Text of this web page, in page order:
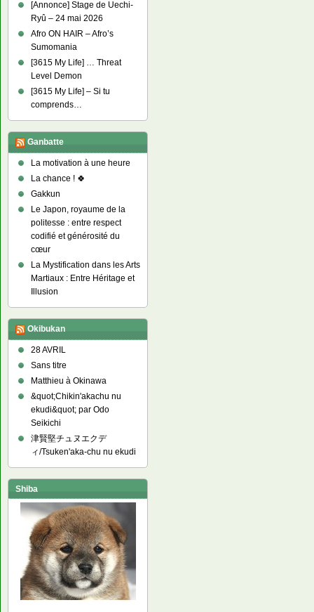
[Annonce] Stage de Uechi-
Ryû – 24 mai 2026
Afro ON HAIR – Afro’s
Sumomania
[3615 My Life] … Threat
Level Demon
[3615 My Life] – Si tu
comprends…
Ganbatte
La motivation à une heure
La chance ! 🍀
Gakkun
Le Japon, royaume de la
politesse : entre respect
codifié et générosité du
cœur
La Mystification dans les Arts
Martiaux : Entre Héritage et
Illusion
Okibukan
28 AVRIL
Sans titre
Matthieu à Okinawa
&quot;Chikin'akachu nu
ekudi&quot; par Odo
Seikichi
津賢堅チュヌエクデ
ィ/Tsuken'aka-chu nu ekudi
Shiba